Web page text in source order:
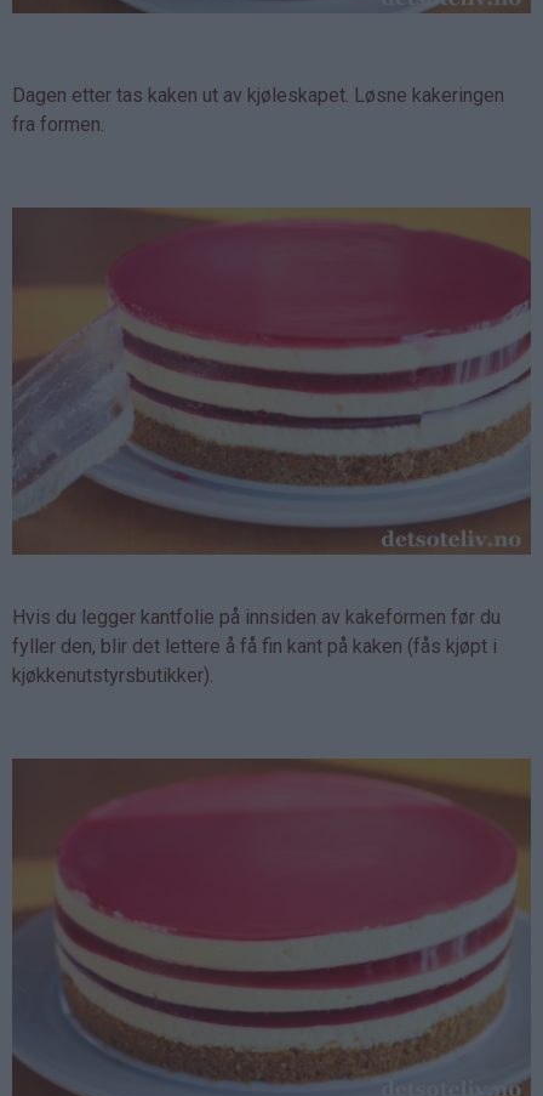
Dagen etter tas kaken ut av kjøleskapet. Løsne kakeringen
fra formen.
Hvis du legger kantfolie på innsiden av kakeformen før du
fyller den, blir det lettere å få fin kant på kaken (fås kjøpt i
kjøkkenutstyrsbutikker).